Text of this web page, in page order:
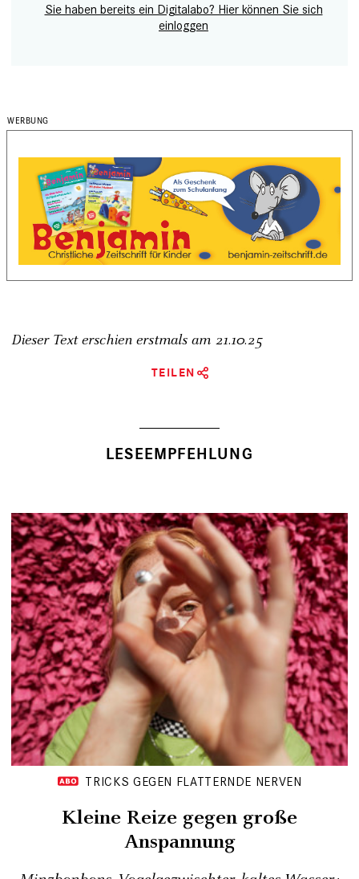
Sie haben bereits ein Digitalabo? Hier können Sie sich
einloggen
Dieser Text erschien erstmals am 21.10.25
TEILEN
LESEEMPFEHLUNG
TRICKS GEGEN FLATTERNDE NERVEN
Kleine Reize gegen große
Anspannung